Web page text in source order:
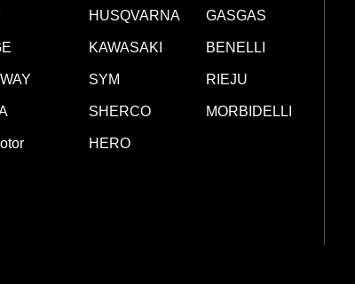
HUSQVARNA GASGAS
KAWASAKI BENELLI
SYM RIEJU
SHERCO MORBIDELLI
HERO